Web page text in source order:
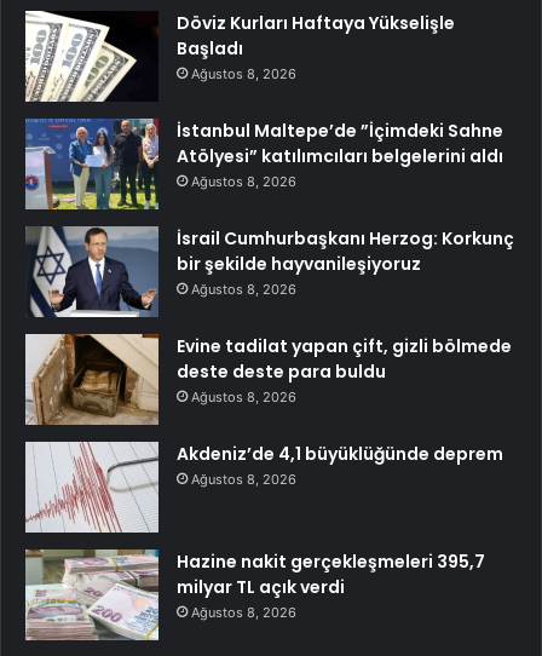
Döviz Kurları Haftaya Yükselişle
Başladı
Ağustos 8, 2026
İstanbul Maltepe’de ”İçimdeki Sahne
Atölyesi” katılımcıları belgelerini aldı
Ağustos 8, 2026
İsrail Cumhurbaşkanı Herzog: Korkunç
bir şekilde hayvanileşiyoruz
Ağustos 8, 2026
Evine tadilat yapan çift, gizli bölmede
deste deste para buldu
Ağustos 8, 2026
Akdeniz’de 4,1 büyüklüğünde deprem
Ağustos 8, 2026
Hazine nakit gerçekleşmeleri 395,7
milyar TL açık verdi
Ağustos 8, 2026